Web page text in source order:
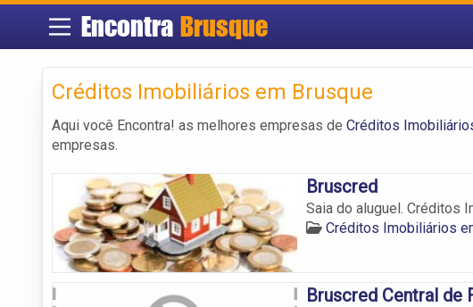
Encontra Brusque
Créditos Imobiliários em Brusque
Aqui você Encontra! as melhores empresas de Créditos
empresas.
Bruscred
Saia do aluguel. Créditos
Créditos Imobiliários
Bruscred Central de